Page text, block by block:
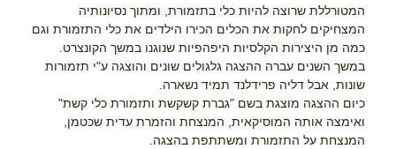
המטורללת שרוצה להיות כלי בתזמורת, ומתוך נסיונותיה
המצחיקים לחקות את הכלים הכירו הילדים את כלי התזמורת וגם
כמה מן היצירות הקלסיות היפהפיות שנוגנו במשך הקונצרט.
במשך השנים עברה ההצגה גלגולים שונים והוצגה ע"י תזמורות
שונות, אבל דליה פרידלנד תמיד נשארה.
כיום ההצגה מוצגת בשם "גברת קשקשת ותזמורת כלי קשת"
ואימצה אותה המוסיקאית, המנצחת והזמרת עדית שכטמן,
המנצחת על התזמורת ומשתתפת בהצגה.